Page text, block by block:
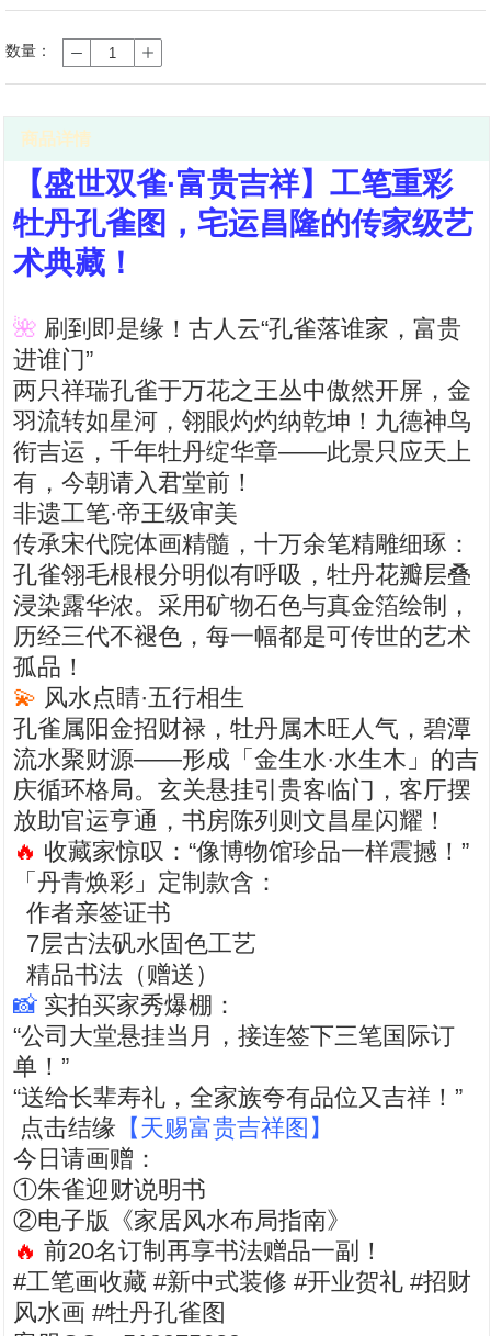
1
数量：
商品详情
【盛世双雀·富贵吉祥】工笔重彩
牡丹孔雀图，宅运昌隆的传家级艺
术典藏！
🌺 刷到即是缘！古人云“孔雀落谁家，富贵
进谁门”
两只祥瑞孔雀于万花之王丛中傲然开屏，金
羽流转如星河，翎眼灼灼纳乾坤！九德神鸟
衔吉运，千年牡丹绽华章——此景只应天上
有，今朝请入君堂前！
非遗工笔·帝王级审美
传承宋代院体画精髓，十万余笔精雕细琢：
孔雀翎毛根根分明似有呼吸，牡丹花瓣层叠
浸染露华浓。采用矿物石色与真金箔绘制，
历经三代不褪色，每一幅都是可传世的艺术
孤品！
💫 风水点睛·五行相生
孔雀属阳金招财禄，牡丹属木旺人气，碧潭
流水聚财源——形成「金生水·水生木」的吉
庆循环格局。玄关悬挂引贵客临门，客厅摆
放助官运亨通，书房陈列则文昌星闪耀！
🔥 收藏家惊叹：“像博物馆珍品一样震撼！”
「丹青焕彩」定制款含：
作者亲签证书
7层古法矾水固色工艺
精品书法（赠送）
📸 实拍买家秀爆棚：
“公司大堂悬挂当月，接连签下三笔国际订
单！”
“送给长辈寿礼，全家族夸有品位又吉祥！”
点击结缘 【天赐富贵吉祥图】
今日请画赠：
①朱雀迎财说明书
②电子版《家居风水布局指南》
🔥 前20名订制再享书法赠品一副！
#工笔画收藏 #新中式装修 #开业贺礼 #招财
风水画 #牡丹孔雀图